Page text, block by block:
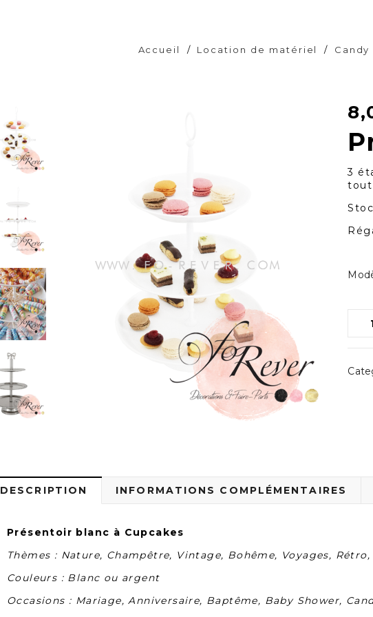
Accueil / Location de matériel / Candy
3
tout
DESCRIPTION INFORMATIONS COMPLÉMENTAIRES
Présentoir blanc à Cupcakes
Thèmes : Nature, Champêtre, Vintage, Bohême, Voyages,
Couleurs : Blanc ou argent
Occasions : Mariage, Anniversaire, Baptême, Baby Shower,